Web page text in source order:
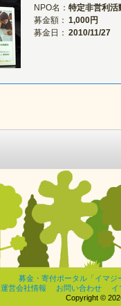
NPO名： 特定非営利活
募金額： 1,000円
募金日： 2010/11/27
募金・寄付ポータル「イマジ
運営会社情報
お問い合わせ
イ
Copyright ©